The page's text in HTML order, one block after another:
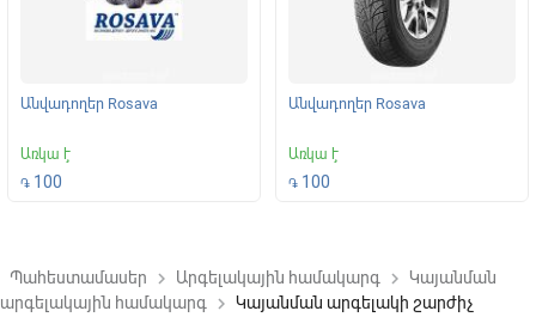
Անվադողեր Rosava
Առկա է
֏ 100
Անվադողեր Rosava
Առկա է
֏ 100
Պահեստամասեր keyboard_arrow_right Արգելակային համակարգ keyboard_arrow_right
Կայանման
արգելակային համակարգ
keyboard_arrow_right Կայանման արգելակի շարժիչ